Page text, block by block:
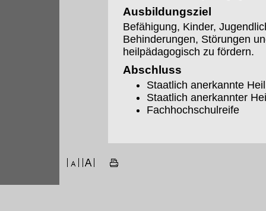
Ausbildungsziel
Befähigung, Kinder,
Behinderungen, Störungen
heilpädagogisch zu fördern.
Abschluss
Staatlich anerkannte
Staatlich anerkannter
Fachhochschulreife